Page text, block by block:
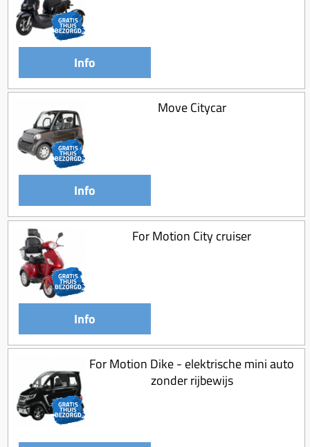
Info
Move Citycar
Info
For Motion City cruiser
Info
For Motion Dike - elektrische mini auto
zonder rijbewijs